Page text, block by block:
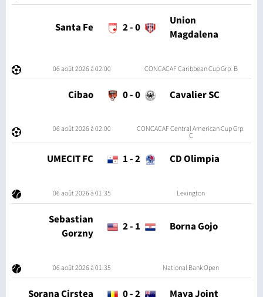
Santa Fe 2-0
Union
Magdalena
06 août 2026 à 02:00 CONCACAF Caribbean Cup Grp. B
Cibao 0-0 Cavalier SC
06 août 2026 à 02:00 CONCACAF Central American Cup Grp.
C
UMECIT FC 1-2 CD Olimpia
06 août 2026 à 01:35 Lexington
Sebastian
Gorzny
2- 1 Borna Gojo
06 août 2026 à 01:35 National Bank Open